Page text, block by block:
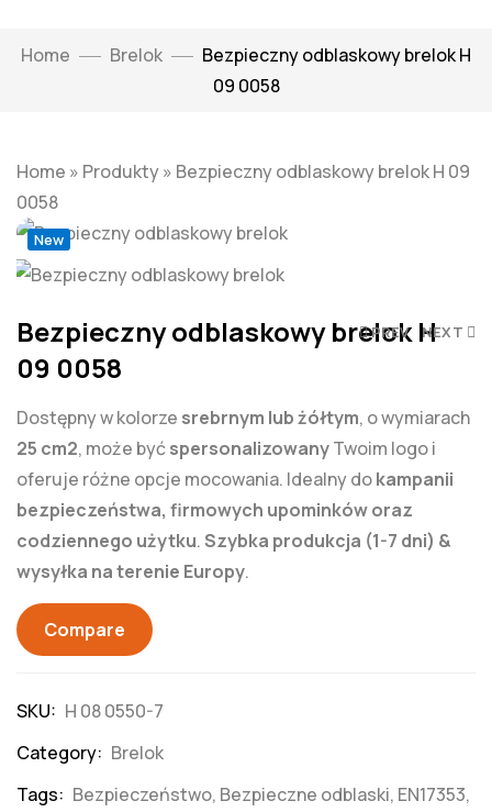
Home Brelok
Bezpieczny odblaskowy brelok H
09 0058
Home » Produkty» Bezpieczny odblaskowy brelok H 09
0058
New
PREV NEXT
Bezpieczny odblaskowy brelok H
09 0058
Dostępny w kolorze srebrnym lub żółtym, o wymiarach
25 cm2, może byćspersonalizowanyTwoim logo i
oferuje różne opcje mocowania. Idealny dokampanii
bezpieczeństwa, firmowych upominków oraz
codziennego użytku.Szybka produkcja (1-7 dni) &
wysyłka na terenie Europy.
Compare
SKU: H 08 0550-7
Category: Brelok
Tags: Bezpieczeństwo, Bezpieczne odblaski, EN17353,